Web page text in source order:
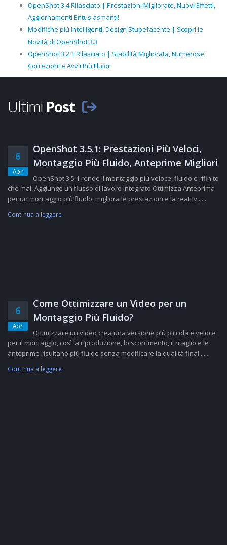
OpenShot 3.4 Rilasciato | Prestazioni Migliorate, Nuovi Effetti,
Aggiornamenti Entusiasmanti!
Modifiche più Intelligenti, Design Stupefacente | Scopri le
Novità di OpenShot 3.3
OpenShot 3.2.1 Rilasciato | Stabilità Migliorata, Numerose
Correzioni e Avvii Più Fluidi!
Ultimi Post
6
Apr
OpenShot 3.5.1: Prestazioni Più Veloci,
Montaggio Più Fluido, Anteprime Migliori
OpenShot 3.5.1 rende il montaggio più veloce, fluido e rifinito
che mai. Aggiunge un flusso di lavoro integrato Ottimizza Anteprima
per un montaggio più fluido, migliora le prestazioni e la reattiv......
Continua a leggere
6
Apr
Come Ottimizzare un Video per un
Montaggio Più Fluido?
Ottimizzare un video crea una versione più piccola e veloce
per il montaggio, così la riproduzione, lo scorrimento, il ritaglio e le
anteprime risultano più fluide senza modificare la qualità final......
Continua a leggere